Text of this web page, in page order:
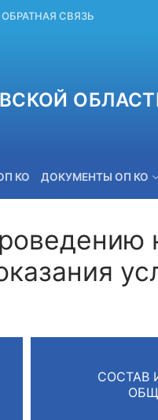
ОБРАТНАЯ СВЯЗЬ
КО ДОКУМЕНТЫ ОП КО
ОБРАТНАЯ
СОСТАВ